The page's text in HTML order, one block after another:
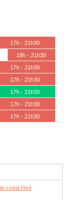
17h - 21h30
18h - 21h30
17h - 21h30
17h - 21h30
17h - 21h30
17h - 21h30
17h - 21h30
ciotat.html